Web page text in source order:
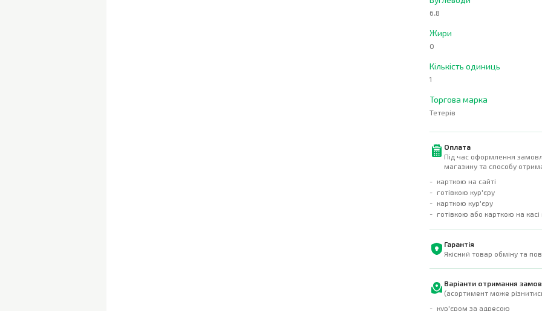
6.8
Жири
0
Кількість одиниць
1
Торгова марка
Тетерів
Оплата
Під час оформлення
магазину та способу
карткою на сайті
готівкою кур'єру
карткою кур'єру
готівкою або карткою на
Гарантія
Якісний товар обміну та
Варіанти отримання
(асортимент може
кур'єром за адресою